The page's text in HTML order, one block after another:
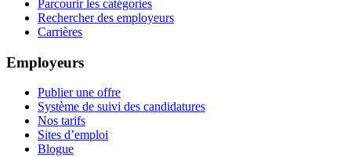
Parcourir les catégories
Rechercher des employeurs
Carrières
Employeurs
Publier une offre
Système de suivi des candidatures
Nos tarifs
Sites d’emploi
Blogue